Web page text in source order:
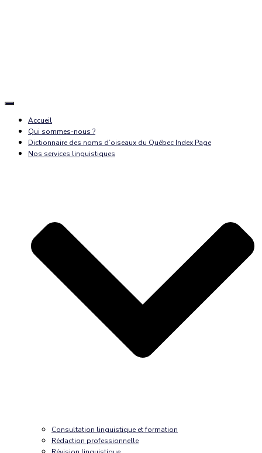
Déplier
navigation
Accueil
Qui sommes-nous ?
Dictionnaire des noms d’oiseaux du Québec Index Page
Nos services linguistiques
Consultation linguistique et formation
Rédaction professionnelle